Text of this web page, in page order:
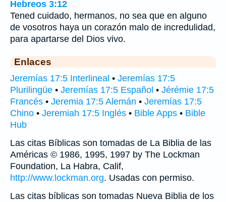
Hebreos 3:12
Tened cuidado, hermanos, no sea que en alguno
de vosotros haya un corazón malo de incredulidad,
para apartarse del Dios vivo.
Enlaces
Jeremías 17:5 Interlineal • Jeremías 17:5
Plurilingüe • Jeremías 17:5 Español • Jérémie 17:5
Francés • Jeremia 17:5 Alemán • Jeremías 17:5
Chino • Jeremiah 17:5 Inglés • Bible Apps • Bible
Hub
Las citas Bíblicas son tomadas de La Biblia de las
Américas © 1986, 1995, 1997 by The Lockman
Foundation, La Habra, Calif,
http://www.lockman.org. Usadas con permiso.
Las citas bíblicas son tomadas Nueva Biblia de los